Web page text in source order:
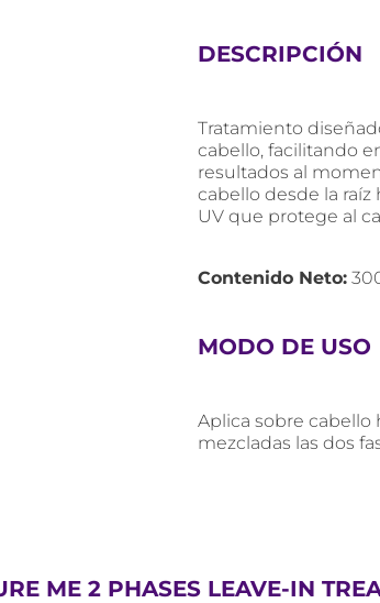
DESCRIPCIÓN
Tratamiento
cabello, facilitando
resultados al
cabello desde la
UV que protege al
Contenido Neto:
MODO DE USO
Aplica sobre
mezcladas las dos
ME 2 PHASES LEAVE-IN